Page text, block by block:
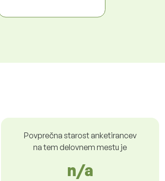
Povprečna starost anketirancev
na tem delovnem mestu je
n/a